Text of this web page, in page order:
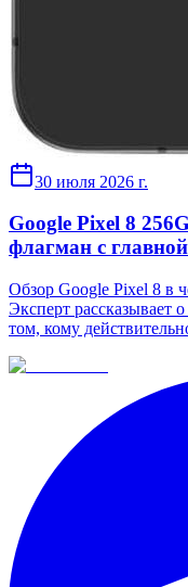
30 июля 2026 г.
Google Pixel 8
флагман с
Обзор Google Pixel 8 в
Эксперт рассказывает
том, кому